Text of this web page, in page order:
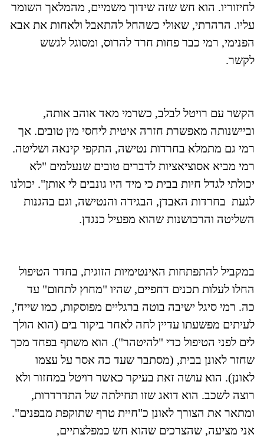
לחיזוריו. הוא חש שזה שידוך משמיים, מהמלאך השומר
עליו. הרהרתי, שאולי כשהחל להתאבל ולאחות את אבא
הפנימי, רמי כבר פחות חרד להרוס, ומסוגל לגשש
לקשר.
הקשר עם רויטל לבלב, כשרמי מאד אוהב אותה,
וביישנותה מאפשרת חזרה איטית ליחסי מין טובים. אך
רמי גם מתמלא בחרדות נטישה, התקפי קינאה ושליטה.
רמי מביא אסוציאציות לדברים טובים שנעלמים "לא
יכולתי לגדל חיות בבית כי מיד היו גונבים לי אותן". יכולנו
לגעת בחרדות האבדן, הבגידה והנטישה, וגם בהגנות
השליטה והרכושנות שהוא מפעיל כנגדן.
במקביל להתפתחות האינטימיות הזוגית, בחדר הטיפול
החלו לעלות תכנים דחפיים, שהיו "מחוץ לתחום" עד
כה. רמי סיגל ישיבה בוטה ברגליים מפוסקות, כמו שייח',
לעיתים מפשעתו עדיין לחה לאחר ביקור בים (הוא הולך
לים לפני הטיפול כדי "להיטהר"). הוא משתף בפחד מכך
שחזר לאונן בבית, (מסתבר שעד כה אסר על עצמו
לאונן). הוא עושה זאת בעיקר כאשר רויטל במחזור ולא
רוצה לשכב. הוא דואג שזו תחילתה של התדרדרות,
ומתאר את הצורך לאונן כ"חיית טרף שתוקפת מבפנים".
אני מציעה, שהצרכים שהוא חש כמפלצתיים,